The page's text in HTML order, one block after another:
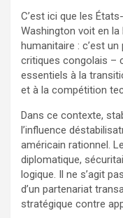
C’est ici que les
Washington voit en la
humanitaire : c’est
critiques congolais –
essentiels à la
et à la compétition
Dans ce contexte,
l’influence
américain rationnel.
diplomatique,
logique. Il ne s’agit
d’un partenariat
stratégique contre